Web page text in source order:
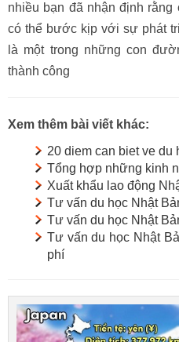
nhiều bạn đã nhận định
có thể bước kịp với sự phát
là một trong những con
thành công
Xem thêm bài viết khác:
20 diem can biet ve du
Tổng hợp những kinh
Xuất khẩu lao động
Tư vấn du học Nhật
Tư vấn du học Nhật
Tư vấn du học Nhật
phí